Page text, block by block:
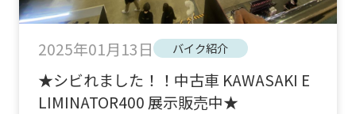
2025年01月13日 バイク紹介
★シビれました！！中古車 KAWASAKI E
LIMINATOR400 展示販売中★